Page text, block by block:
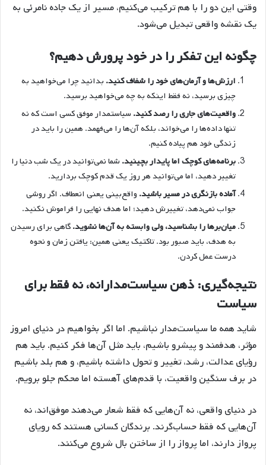
وقتی این دو را با هم ترکیب می‌کنیم، مسیر از یک جاده نامرئی به
یک نقشه واقعی تبدیل می‌شود.
چگونه این تفکر را در خود پرورش دهیم؟
ارزش‌ها و آرمان‌های خود را شفاف کنید. بدانید چرا می‌خواهید به
چیزی برسید، نه فقط اینکه به چه می‌خواهید برسید.
واقعیت‌های جاری را رصد کنید. سیاستمدار موفق کسی است که نه
تنها داده‌ها را می‌خواند، بلکه آن‌ها را می‌فهمد. همین را باید در
زندگی خود هم پیاده کنیم.
برنامه‌های کوچک اما پایدار بچینید. شما نمی‌توانید در یک شب دنیا را
تغییر دهید، اما می‌توانید هر روز یک قدم کوچک بردارید.
آماده بازنگری در مسیر باشید. واقع‌بینی یعنی انعطاف. اگر روشی
جواب نمی‌دهد، تغییرش دهید؛ اما هدف نهایی را فراموش نکنید.
میان‌برها را بشناسید، ولی وابسته به آن‌ها نشوید.گاهی برای رسیدن
به هدف، باید صبور بود. تاکتیک یعنی همین: یافتن زمان و نحوه
درست عمل کردن.
نتیجه‌گیری: ذهن سیاست‌مدارانه، نه فقط برای
سیاست
شاید همه ما سیاست‌مدار نباشیم. اما اگر بخواهیم در دنیای امروز
مؤثر، هدفمند و پیشرو باشیم، باید مثل آن‌ها فکر کنیم. باید هم
رؤیای عدالت، رشد، تغییر و تحول داشته باشیم، و هم بلد باشیم
در برف سنگین واقعیت، با قدم‌های آهسته اما محکم جلو برویم.
در دنیای واقعی، نه آن‌هایی که فقط شعار می‌دهند موفق‌اند، نه
آن‌هایی که فقط حساب‌گرند. برندگان کسانی هستند که رویای
پرواز دارند، اما پرواز را از ساختن بال شروع می‌کنند.